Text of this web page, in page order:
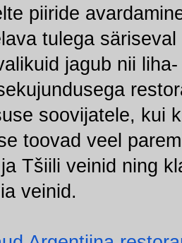
piiride
tulega
jagub nii
soovijatele, kui
toovad veel
Tšiili veinid ning
veinid.